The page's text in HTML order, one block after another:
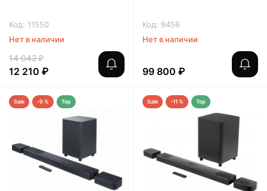
Код: 11550
Нет в наличии
14 042 ₽
12 210 ₽
Код: 9456
Нет в наличии
99 800 ₽
Sale -9 % Top Sale -11 % Top